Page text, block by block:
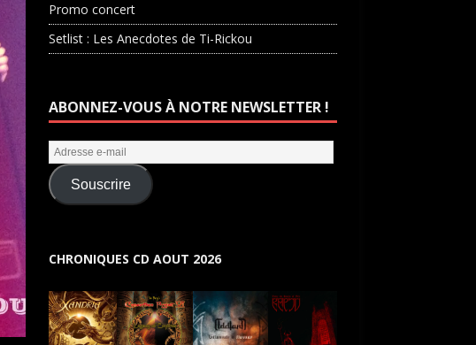
Promo concert
Setlist : Les Anecdotes de Ti-Rickou
ABONNEZ-VOUS À NOTRE NEWSLETTER !
Souscrire
CHRONIQUES CD AOUT 2026